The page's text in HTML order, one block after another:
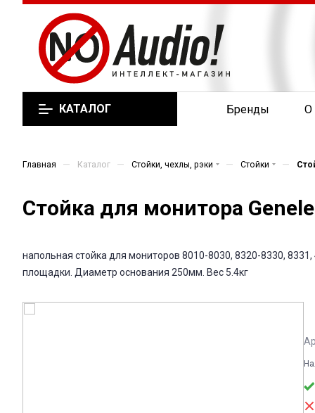
КАТАЛОГ Бренды О
Главная — Каталог — Стойки, чехлы, рэки — Стойки —
Стойка для монитора
напольная стойка для мониторов 8010-8030, 8320-8330,
площадки. Диаметр основания 250мм. Вес 5.4кг